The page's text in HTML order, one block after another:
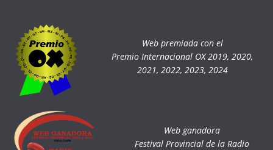
Web premiada con el
Premio Internacional OX 2019, 2020,
2021, 2022, 2023, 2024
Web ganadora
Festival Provincial de la Radio